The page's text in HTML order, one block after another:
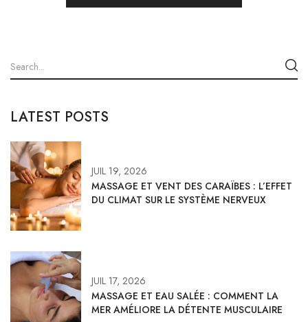
LATEST POSTS
JUIL 19, 2026
MASSAGE ET VENT DES CARAÏBES : L’EFFET
DU CLIMAT SUR LE SYSTÈME NERVEUX
JUIL 17, 2026
MASSAGE ET EAU SALÉE : COMMENT LA
MER AMÉLIORE LA DÉTENTE MUSCULAIRE